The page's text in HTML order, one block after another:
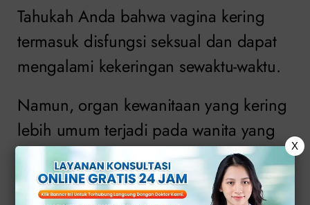
Tahukah Anda bahwa vagina kering
termasuk disfungsi seksual dan dapat
mengalami kekeringan sewaktu-waktu.
Namun, organ kewanitaan yang kering
lebih umum terjadi pada wanita yang
sudah atau baru memasuki waktu
menopause.
X